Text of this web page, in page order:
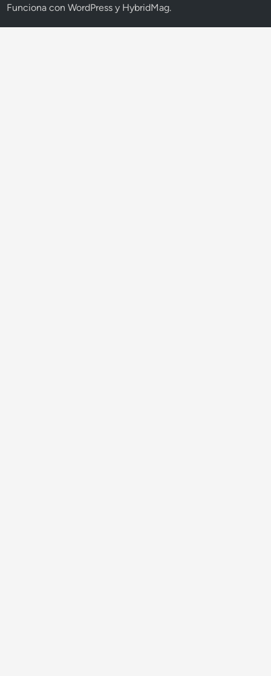
Funciona conWordPress y HybridMag.